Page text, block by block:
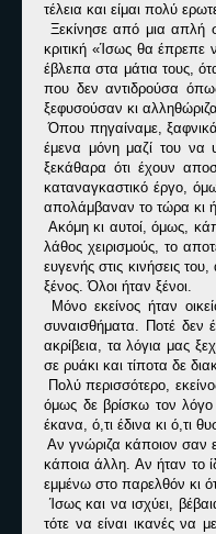
τέλεια και είμαι πολύ
Ξεκίνησε από μια απλή
κριτική «Ίσως θα έπρεπε
έβλεπα στα μάτια τους,
που δεν αντιδρούσα
ξεφυσούσαν κι
Όπου πηγαίναμε,
έμενα μόνη μαζί του να
ξεκάθαρα ότι έχουν
καταναγκαστικό έργο,
απολάμβαναν το τώρα κι
Ακόμη κι αυτοί, όμως,
λάθος χειρισμούς, το
ευγενής στις κινήσεις
ξένος. Όλοι ήταν ξένοι.
Μόνο εκείνος ήταν
συναισθήματα. Ποτέ δεν
ακρίβεια, τα λόγια μας
σε ρυάκι και τίποτα δε
Πολύ περισσότερο,
όμως δε βρίσκω τον λόγο
έκανα, ό,τι έδινα κι ό,τι
Αν γνώριζα κάποιον σαν
κάποια άλλη. Αν ήταν το
εμμένω στο παρελθόν κι
Ίσως και να ισχύει,
τότε να είναι ικανές να